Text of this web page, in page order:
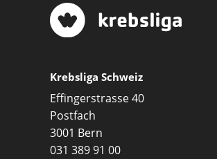
Krebsliga Schweiz
Effingerstrasse 40
Postfach
3001 Bern
031 389 91 00